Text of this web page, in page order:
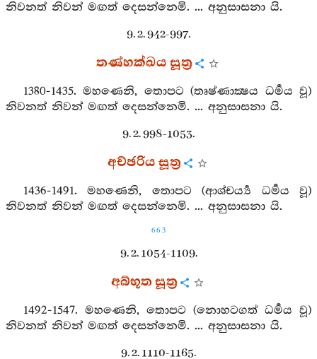
නිවනත් නිවන් මඟත් දෙසන්නෙමි. ... අනුසාසනා යි.
9. 2. 942-997.
තණ්හක්ඛය සූත්‍ර
1380-1435. මහණෙනි, තොපට (තෘෂ්ණාක්‍ෂය ධර්‍මය වූ)
නිවනත් නිවන් මඟත් දෙසන්නෙමි. ... අනුසාසනා යි.
9. 2. 998-1053.
අච්ඡරිය සූත්‍ර
1436-1491. මහණෙනි, තොපට (ආශ‍්චර්‍ය්‍ය ධර්‍මය වූ)
නිවනත් නිවන් මඟත් දෙසන්නෙමි. ... අනුසාසනා යි.
663
9. 2. 1054-1109.
අබ්භූත සූත්‍ර
1492-1547. මහණෙනි, තොපට (නොහටගත් ධර්‍මය වූ)
නිවනත් නිවන් මඟත් දෙසන්නෙමි. ... අනුසාසනා යි.
9. 2. 1110-1165.